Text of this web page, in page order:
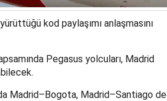
kod paylaşımı anlaşmasını
Pegasus yolcuları, Madrid
Madrid–Bogota, Madrid–Santiago de